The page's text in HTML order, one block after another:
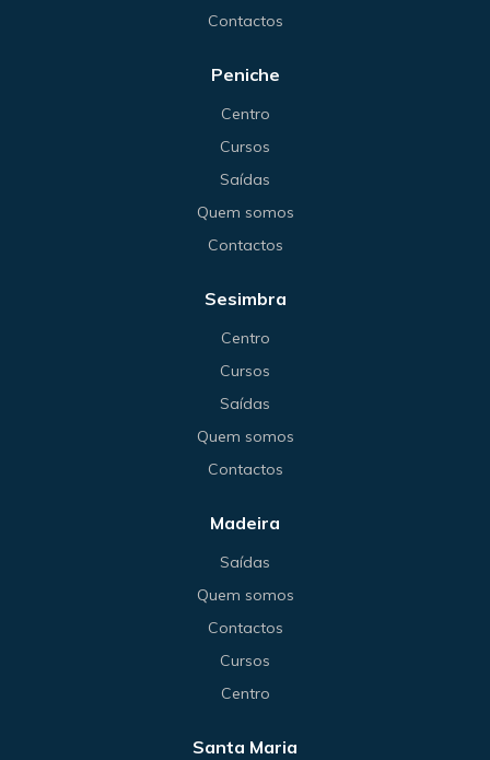
Contactos
Peniche
Centro
Cursos
Saídas
Quem somos
Contactos
Sesimbra
Centro
Cursos
Saídas
Quem somos
Contactos
Madeira
Saídas
Quem somos
Contactos
Cursos
Centro
Santa Maria